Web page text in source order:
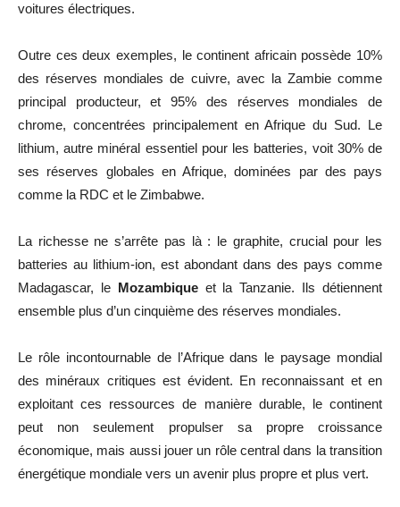
voitures électriques.
Outre ces deux exemples, le continent africain possède 10%
des réserves mondiales de cuivre, avec la Zambie comme
principal producteur, et 95% des réserves mondiales de
chrome, concentrées principalement en Afrique du Sud. Le
lithium, autre minéral essentiel pour les batteries, voit 30% de
ses réserves globales en Afrique, dominées par des pays
comme la RDC et le Zimbabwe.
La richesse ne s’arrête pas là : le graphite, crucial pour les
batteries au lithium-ion, est abondant dans des pays comme
Madagascar, le Mozambiqueet la Tanzanie. Ils détiennent
ensemble plus d’un cinquième des réserves mondiales.
Le rôle incontournable de l’Afrique dans le paysage mondial
des minéraux critiques est évident. En reconnaissant et en
exploitant ces ressources de manière durable, le continent
peut non seulement propulser sa propre croissance
économique, mais aussi jouer un rôle central dans la transition
énergétique mondiale vers un avenir plus propre et plus vert.